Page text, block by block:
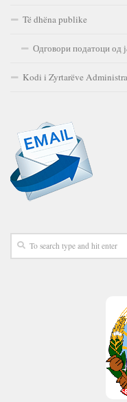
Të dhëna publike
Одговори податоци од
Kodi i Zyrtarëve